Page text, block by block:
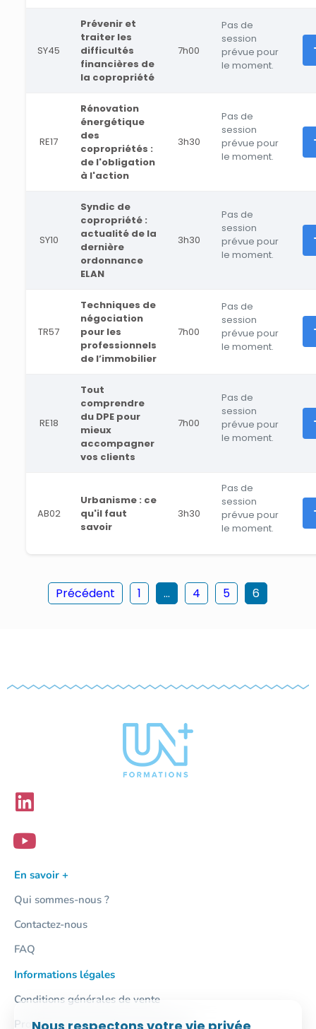
SY45
Prévenir et
traiter les
difficultés
financières de
la copropriété
7h00
Pas de
session
prévue pour
le moment.
RE17
Rénovation
énergétique
des
copropriétés :
de l'obligation
à l'action
3h30
Pas de
session
prévue pour
le moment.
SY10
Syndic de
copropriété :
actualité de la
dernière
ordonnance
ELAN
3h30
Pas de
session
prévue pour
le moment.
TR57
Techniques de
négociation
pour les
professionnels
de l’immobilier
7h00
Pas de
session
prévue pour
le moment.
RE18
Tout
comprendre
du DPE pour
mieux
accompagner
vos clients
7h00
Pas de
session
prévue pour
le moment.
AB02
Urbanisme : ce
qu'il faut
savoir
3h30
Pas de
session
prévue pour
le moment.
Précédent 1 ... 4 5 6
En savoir +
Qui sommes-nous ?
Contactez-nous
FAQ
Informations légales
Conditions générales de vente
Protection des données personnelles